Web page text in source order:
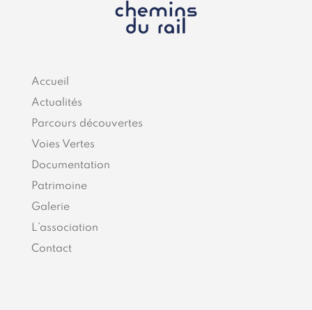
Accueil
Actualités
Parcours découvertes
Voies Vertes
Documentation
Patrimoine
Galerie
L’association
Contact